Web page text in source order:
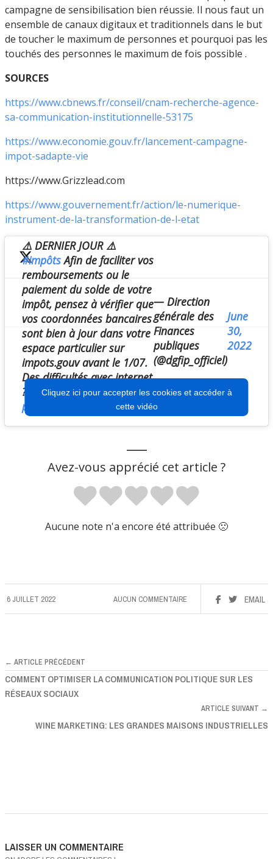
campagne de sensibilisation bien réussie. Il nous faut un
ensemble de canaux digitaux et traditionnels dans le but
de toucher le maximum de personnes et pourquoi pas les
touchés des personnes le maximum de fois possible .
SOURCES
https://www.cbnews.fr/conseil/cnam-recherche-agence-
sa-communication-institutionnelle-53175
https://www.economie.gouv.fr/lancement-campagne-
impot-sadapte-vie
https://www.Grizzlead.com
https://www.gouvernement.fr/action/le-numerique-
instrument-de-la-transformation-de-l-etat
⚠️ DERNIER JOUR ⚠️
#impôtsAfin de faciliter vos
remboursements ou le
paiement du solde de votre
impôt, pensez à vérifier que
vos coordonnées bancaires
sont bien à jour dans votre
espace particulier sur
impots.gouv avant le 1/07.
Des difficultés avec internet
? 0809 401 401
pic.twitter.com/07SPWrlCB1
— Direction
générale des
Finances
publiques
(@dgfip_officiel)
June
30,
2022
Cliquez ici pour accepter les cookies et accéder à
cette vidéo
Avez-vous apprécié cet article ?
Aucune note n'a encore été attribuée 🙁
6 JUILLET 2022 EMAIL
AUCUN COMMENTAIRE
← ARTICLE PRÉCÉDENT
COMMENT OPTIMISER LA COMMUNICATION POLITIQUE SUR LES
RÉSEAUX SOCIAUX
ARTICLE SUIVANT →
WINE MARKETING: LES GRANDES MAISONS INDUSTRIELLES
LAISSER UN COMMENTAIRE